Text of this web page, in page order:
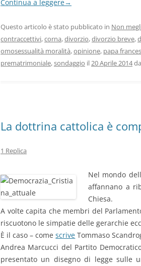
Continua a leggere→
Questo articolo è stato pubblicato in Non
contraccettivi,corna,divorzio,divorzio breve,
omosessualità moralità,opinione, papa
prematrimoniale,sondaggio il20 Aprile 2014da
La dottrina cattolica è
1 Replica
Nel mondo
affannano a
Chiesa.
A volte capita che membri del
riscuotono le simpatie delle gerarchie
È il caso – comescrive Tommaso
Andrea Marcucci del Partito
presentato un disegno di legge sulle